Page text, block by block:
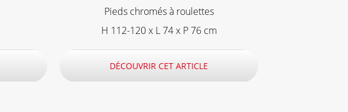
Pieds chromés à roulettes
H 112-120 x L 74 x P 76 cm
DÉCOUVRIR CET ARTICLE